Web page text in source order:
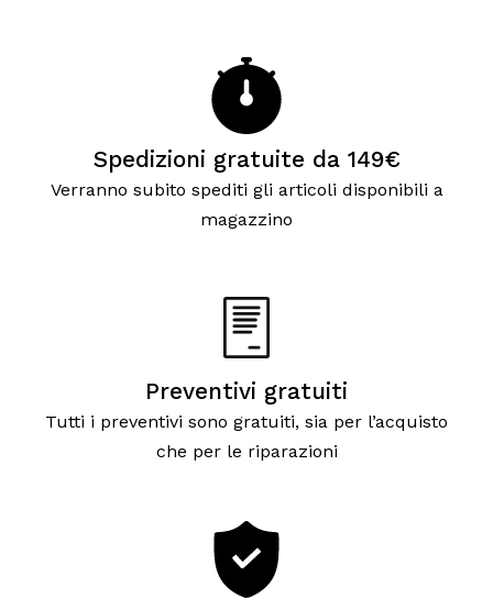
Spedizioni gratuite da 149€
Verranno subito spediti gli articoli disponibili a
magazzino
Preventivi gratuiti
Tutti i preventivi sono gratuiti, sia per l’acquisto
che per le riparazioni